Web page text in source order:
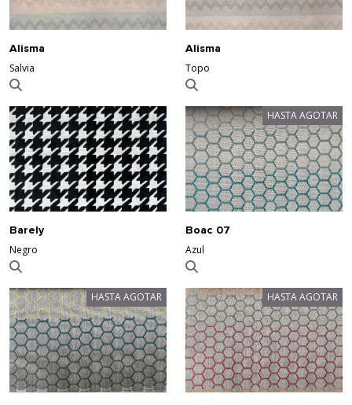
Alisma
Salvia
Alisma
Topo
Barely
Negro
HASTA AGOTAR
Boac 07
Azul
HASTA AGOTAR HASTA AGOTAR